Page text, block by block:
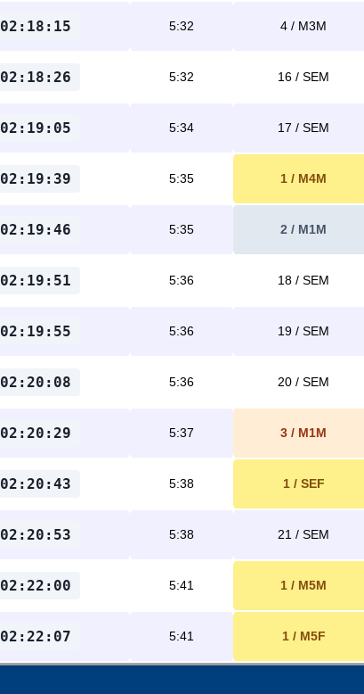
02:18:15 5:32 4 / M3M
02:18:26 5:32 16 / SEM
02:19:05 5:34 17 / SEM
02:19:39 5:35 1 / M4M
02:19:46 5:35 2 / M1M
02:19:51 5:36 18 / SEM
02:19:55 5:36 19 / SEM
02:20:08 5:36 20 / SEM
02:20:29 5:37 3 / M1M
02:20:43 5:38 1 / SEF
02:20:53 5:38 21 / SEM
02:22:00 5:41 1 / M5M
02:22:07 5:41 1 / M5F